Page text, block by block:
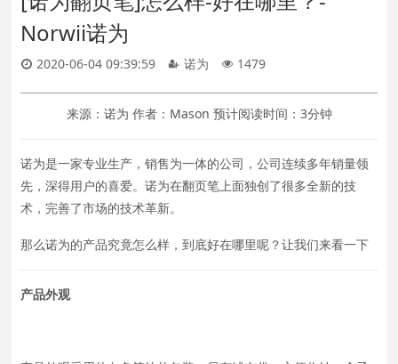
Norwii诺为
2020-06-04 09:39:59 诺为 1479
来源：诺为 作者：Mason 预计阅读时间：3分钟
诺为是一家专业生产，销售为一体的公司，公司连续多年销量领
先，深得用户的喜爱。诺为在翻页笔上面独创了很多全新的技
术，完善了市场的技术革新。
那么诺为的产品究竟怎么样，到底好在哪里呢？让我们来看一下
产品外观